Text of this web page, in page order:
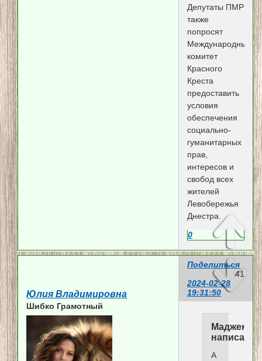
Депутаты ПМР
также
попросят
Международный
комитет
Красного
Креста
предоставить
условия
обеспечения
социально-
гуманитарных
прав,
интересов и
свобод всех
жителей
Левобережья
Днестра.
0
Поделиться
41
2024-02-28
19:31:50
Юлия Владимировна
Шибко Грамотный
А